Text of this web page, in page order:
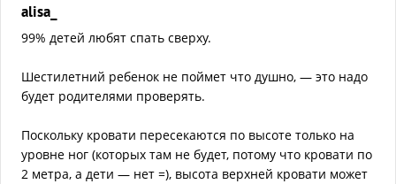
alisa_
99% детей любят спать сверху.
Шестилетний ребенок не поймет что душно, — это надо
будет родителями проверять.
Поскольку кровати пересекаются по высоте только на
уровне ног (которых там не будет, потому что кровати по
2 метра, а дети — нет =), высота верхней кровати может